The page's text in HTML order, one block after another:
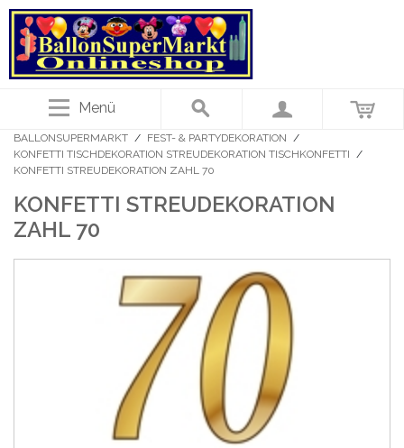
Menü
BALLONSUPERMARKT / FEST- & PARTYDEKORATION /
KONFETTI TISCHDEKORATION STREUDEKORATION TISCHKONFETTI /
KONFETTI STREUDEKORATION ZAHL 70
KONFETTI STREUDEKORATION
ZAHL 70